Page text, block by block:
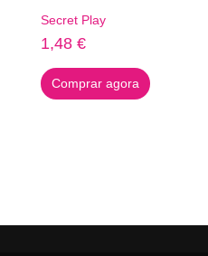
Secret Play
1,48 €
Comprar agora